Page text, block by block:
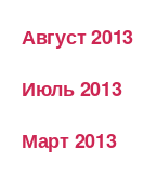
Август 2013
Июль 2013
Март 2013